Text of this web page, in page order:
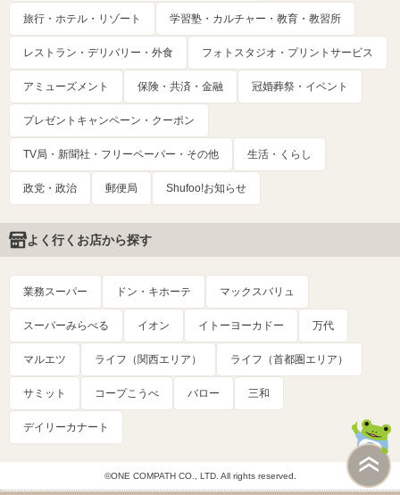
旅行・ホテル・リゾート 学習塾・カルチャー・教育・教習所
レストラン・デリバリー・外食 フォトスタジオ・プリントサービス
アミューズメント 保険・共済・金融 冠婚葬祭・イベント
プレゼントキャンペーン・クーポン
TV局・新聞社・フリーペーパー・その他 生活・くらし
政党・政治 郵便局 Shufoo!お知らせ
よく行くお店から探す
業務スーパー ドン・キホーテ マックスバリュ
スーパーみらべる イオン イトーヨーカドー 万代
マルエツ ライフ（関西エリア） ライフ（首都圏エリア）
サミット コープこうべ バロー 三和
デイリーカナート
©ONE COMPATH CO., LTD. All rights reserved.